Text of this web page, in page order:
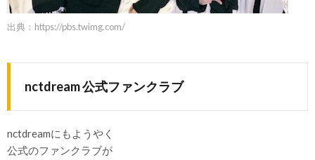
出典： https://pbs.twimg.com/
nctdream 公式ファンクラブ
nctdreamにもようやく
公式のファンクラブが